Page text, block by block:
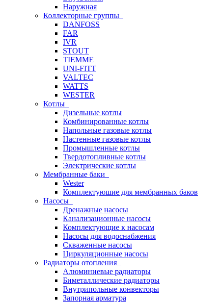
Наружная
Коллекторные группы
DANFOSS
FAR
IVR
STOUT
TIEMME
UNI-FITT
VALTEC
WATTS
WESTER
Котлы
Дизельные котлы
Комбинированные котлы
Напольные газовые котлы
Настенные газовые котлы
Промышленные котлы
Твердотопливные котлы
Электрические котлы
Мембранные баки
Wester
Комплектуюшие для мембранных баков
Насосы
Дренажные насосы
Канализационные насосы
Комплектующие к насосам
Насосы для водоснабжения
Скваженные насосы
Циркуляционные насосы
Радиаторы отопления
Алюминиевые радиаторы
Биметаллические радиаторы
Внутрипольные конвекторы
Запорная арматура